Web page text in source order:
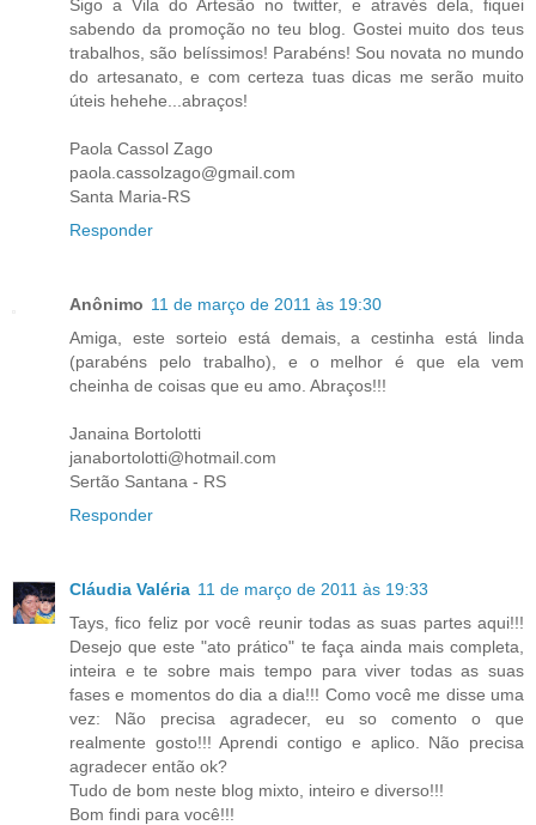
Sigo a Vila do Artesão no twitter, e através dela, fiquei
sabendo da promoção no teu blog. Gostei muito dos teus
trabalhos, são belíssimos! Parabéns! Sou novata no mundo
do artesanato, e com certeza tuas dicas me serão muito
úteis hehehe...abraços!
Paola Cassol Zago
paola.cassolzago@gmail.com
Santa Maria-RS
Responder
Anônimo 11 de março de 2011 às 19:30
Amiga, este sorteio está demais, a cestinha está linda
(parabéns pelo trabalho), e o melhor é que ela vem
cheinha de coisas que eu amo. Abraços!!!
Janaina Bortolotti
janabortolotti@hotmail.com
Sertão Santana - RS
Responder
Cláudia Valéria 11 de março de 2011 às 19:33
Tays, fico feliz por você reunir todas as suas partes aqui!!!
Desejo que este "ato prático" te faça ainda mais completa,
inteira e te sobre mais tempo para viver todas as suas
fases e momentos do dia a dia!!! Como você me disse uma
vez: Não precisa agradecer, eu so comento o que
realmente gosto!!! Aprendi contigo e aplico. Não precisa
agradecer então ok?
Tudo de bom neste blog mixto, inteiro e diverso!!!
Bom findi para você!!!